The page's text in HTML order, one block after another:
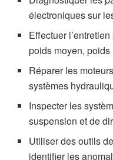
électroniques sur
Effectuer
poids moyen,
Réparer les
systèmes
Inspecter les
suspension et de
Utiliser des outils
identifier les